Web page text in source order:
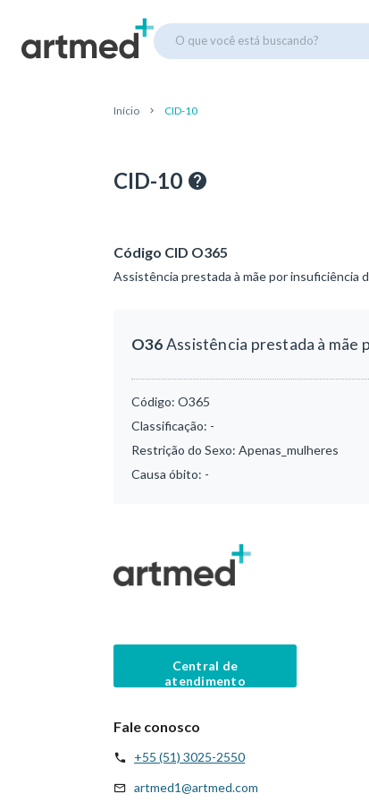
O que você está buscando?
Início CID-10
CID-10
Código CID O365
Assistência prestada à mãe por insuficiência
O36Assistência prestada à
Código: O365
Classificação: -
Restrição do Sexo: Apenas_mulheres
Causa óbito: -
Central de
atendimento
Fale conosco
+55 (51) 3025-2550
artmed1@artmed.com